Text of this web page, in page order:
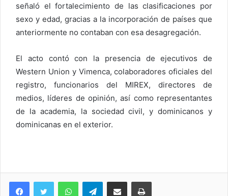
señaló el fortalecimiento de las clasificaciones por
sexo y edad, gracias a la incorporación de países que
anteriormente no contaban con esa desagregación.
El acto contó con la presencia de ejecutivos de
Western Union y Vimenca, colaboradores oficiales del
registro, funcionarios del MIREX, directores de
medios, líderes de opinión, así como representantes
de la academia, la sociedad civil, y dominicanos y
dominicanas en el exterior.
WhatsAppTelegramCompartir via Email Imprimi